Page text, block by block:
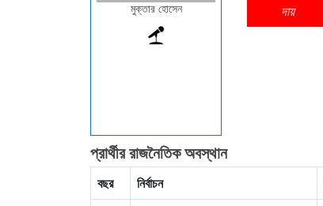
মুক্তার হোসেন দায়
প্রার্থীর রাজনৈতিক অবস্থান
বছর নির্বাচন